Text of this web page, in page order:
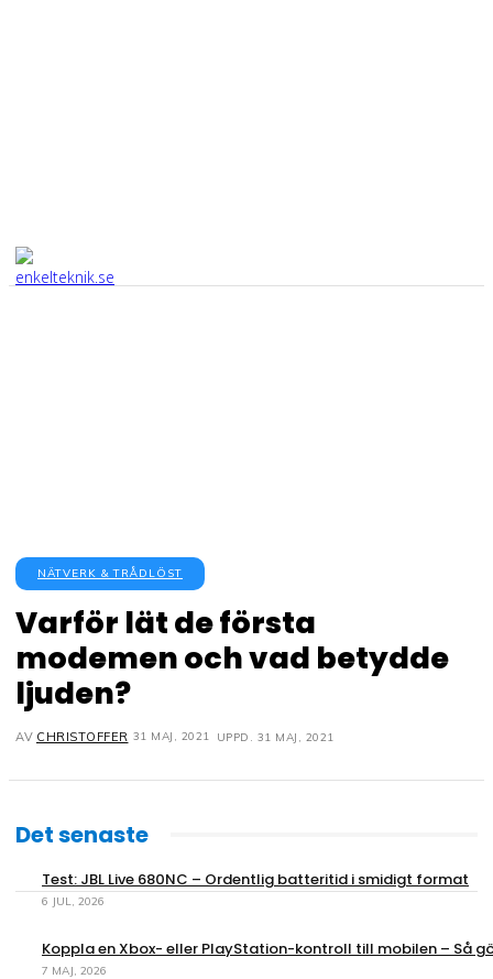
NÄTVERK & TRÅDLÖST
Varför lät de första
modemen och vad betydde
ljuden?
AV CHRISTOFFER 31 MAJ, 2021 UPPD. 31 MAJ, 2021
Det senaste
Test: JBL Live 680NC – Ordentlig batteritid i smidigt format
6 JUL, 2026
Koppla en Xbox- eller PlayStation-kontroll till mobilen – Så
7 MAJ, 2026